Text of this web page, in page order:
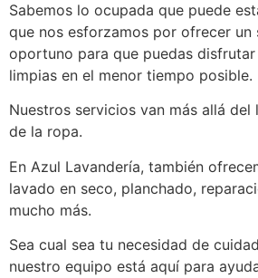
Sabemos lo ocupada que puede
que nos esforzamos por ofrecer
oportuno para que puedas
limpias en el menor tiempo posible.
Nuestros servicios van más allá
de la ropa.
En Azul Lavandería, también
lavado en seco, planchado,
mucho más.
Sea cual sea tu necesidad de
nuestro equipo está aquí para